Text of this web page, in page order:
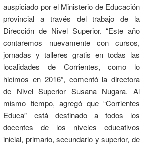
auspiciado por el Ministerio de Educación
provincial a través del trabajo de la
Dirección de Nivel Superior. “Este año
contaremos nuevamente con cursos,
jornadas y talleres gratis en todas las
localidades de Corrientes, como lo
hicimos en 2016”, comentó la directora
de Nivel Superior Susana Nugara. Al
mismo tiempo, agregó que “Corrientes
Educa” está destinado a todos los
docentes de los niveles educativos
inicial, primario, secundario y superior, de